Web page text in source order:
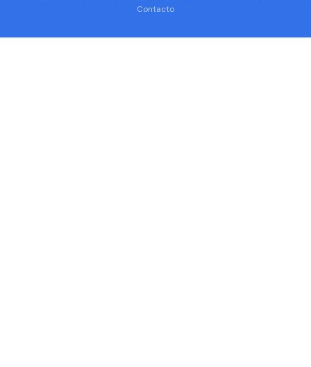
Contacto